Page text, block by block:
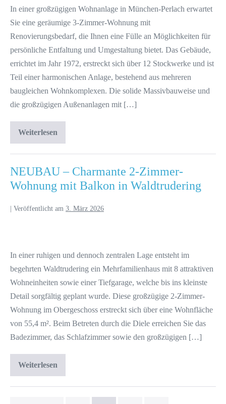
In einer großzügigen Wohnanlage in München-Perlach erwartet
Sie eine geräumige 3-Zimmer-Wohnung mit
Renovierungsbedarf, die Ihnen eine Fülle an Möglichkeiten für
persönliche Entfaltung und Umgestaltung bietet. Das Gebäude,
errichtet im Jahr 1972, erstreckt sich über 12 Stockwerke und ist
Teil einer harmonischen Anlage, bestehend aus mehreren
baugleichen Wohnkomplexen. Die solide Massivbauweise und
die großzügigen Außenanlagen mit […]
Weiterlesen
NEUBAU – Charmante 2-Zimmer-
Wohnung mit Balkon in Waldtrudering
Veröffentlicht am 3. März 2026
In einer ruhigen und dennoch zentralen Lage entsteht im
begehrten Waldtrudering ein Mehrfamilienhaus mit 8 attraktiven
Wohneinheiten sowie einer Tiefgarage, welche bis ins kleinste
Detail sorgfältig geplant wurde. Diese großzügige 2-Zimmer-
Wohnung im Obergeschoss erstreckt sich über eine Wohnfläche
von 55,4 m². Beim Betreten durch die Diele erreichen Sie das
Badezimmer, das Schlafzimmer sowie den großzügigen […]
Weiterlesen